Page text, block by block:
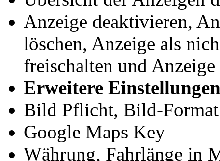
Anzeige deaktivieren,
löschen, Anzeige als
freischalten und Anzeige
Erweitere Einstellungen
Bild Pflicht, Bild-
Google Maps Key
Währung, Fahrlänge in